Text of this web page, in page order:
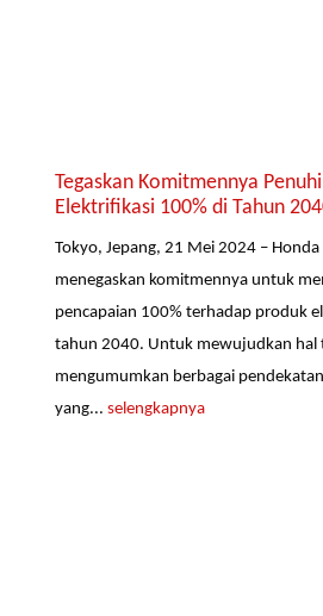
Tegaskan Komitmennya
Elektrifikasi 100% di Tahun
Tokyo, Jepang, 21 Mei 2024 –
menegaskan komitmennya untuk
pencapaian 100% terhadap produk
tahun 2040. Untuk mewujudkan hal
mengumumkan berbagai
yang...selengkapnya